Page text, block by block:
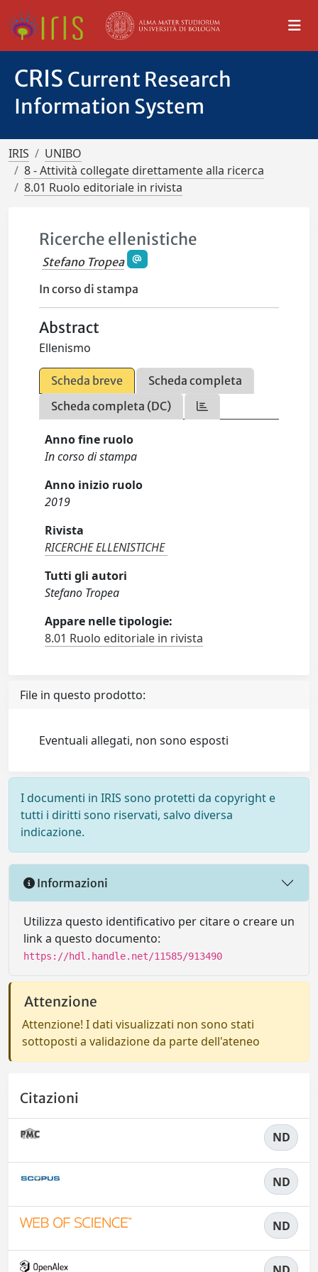
CRIS Current Research
Information System
IRIS
UNIBO
8 - Attività collegate direttamente alla ricerca
8.01 Ruolo editoriale in rivista
Ricerche ellenistiche
Stefano Tropea
In corso di stampa
Abstract
Ellenismo
Scheda breve
Scheda completa
Scheda completa (DC)
Anno fine ruolo
In corso di stampa
Anno inizio ruolo
2019
Rivista
RICERCHE ELLENISTICHE
Tutti gli autori
Stefano Tropea
Appare nelle tipologie:
8.01 Ruolo editoriale in rivista
File in questo prodotto:
Eventuali allegati, non sono esposti
I documenti in IRIS sono protetti da copyright e
tutti i diritti sono riservati, salvo diversa
indicazione.
Informazioni
Utilizza questo identificativo per citare o creare un
link a questo documento:
https://hdl.handle.net/11585/913490
Attenzione
Attenzione! I dati visualizzati non sono stati
sottoposti a validazione da parte dell'ateneo
Citazioni
ND
ND
ND